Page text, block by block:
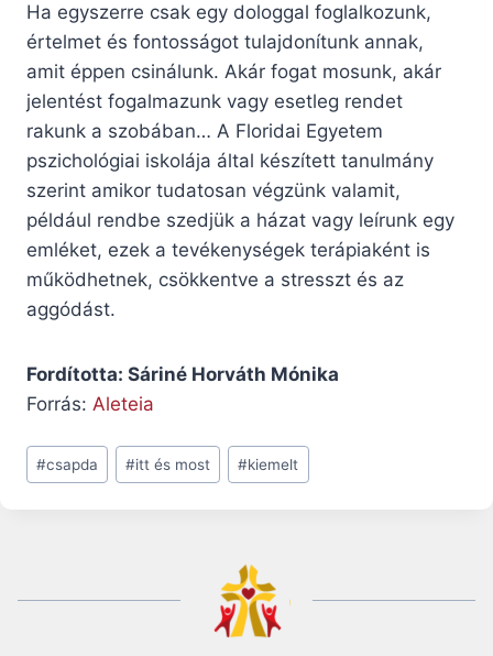
Ha egyszerre csak egy dologgal foglalkozunk,
értelmet és fontosságot tulajdonítunk annak,
amit éppen csinálunk. Akár fogat mosunk, akár
jelentést fogalmazunk vagy esetleg rendet
rakunk a szobában… A Floridai Egyetem
pszichológiai iskolája által készített tanulmány
szerint amikor tudatosan végzünk valamit,
például rendbe szedjük a házat vagy leírunk egy
emléket, ezek a tevékenységek terápiaként is
működhetnek, csökkentve a stresszt és az
aggódást.
Fordította: Sáriné Horváth Mónika
Forrás: Aleteia
Post
Tags:
#csapda #itt és most #kiemelt